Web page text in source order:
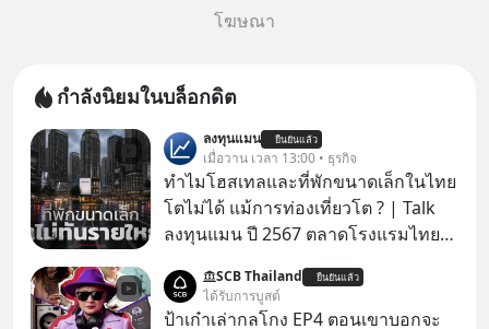
โฆษณา
กำลังนิยมในบล็อกดิต
ลงทุนแมน ยืนยันแล้ว
เมื่อวาน เวลา 13:00 • ธุรกิจ
ทำไมโฮสเทลและที่พักขนาดเล็กในไทย
โตไม่ได้ แม้การท่องเที่ยวโต ? | Talk
ลงทุนแมน ปี 2567 ตลาดโรงแรมไทย
หรือไม่ว่า รายได้กว่า 85% กระจุกอยู่กับ
ผู้ประกอบการรายใหญ่ และมีอัตราการ
SCB Thailand ยืนยันแล้ว
ได้รับการบูสต์
ป้าเก๋าเล่ากลโกง EP4 ตอนเขาบอกจะ